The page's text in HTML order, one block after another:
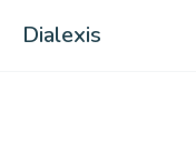
Dialexis